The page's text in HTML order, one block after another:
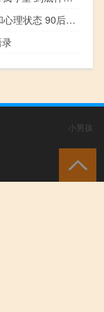
一句话描述90后的生活和心理状态 90后对生活无奈的心情说说
小男孩